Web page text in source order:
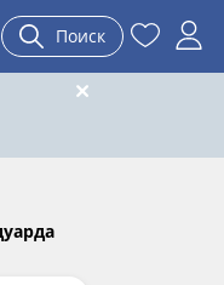
Поиск